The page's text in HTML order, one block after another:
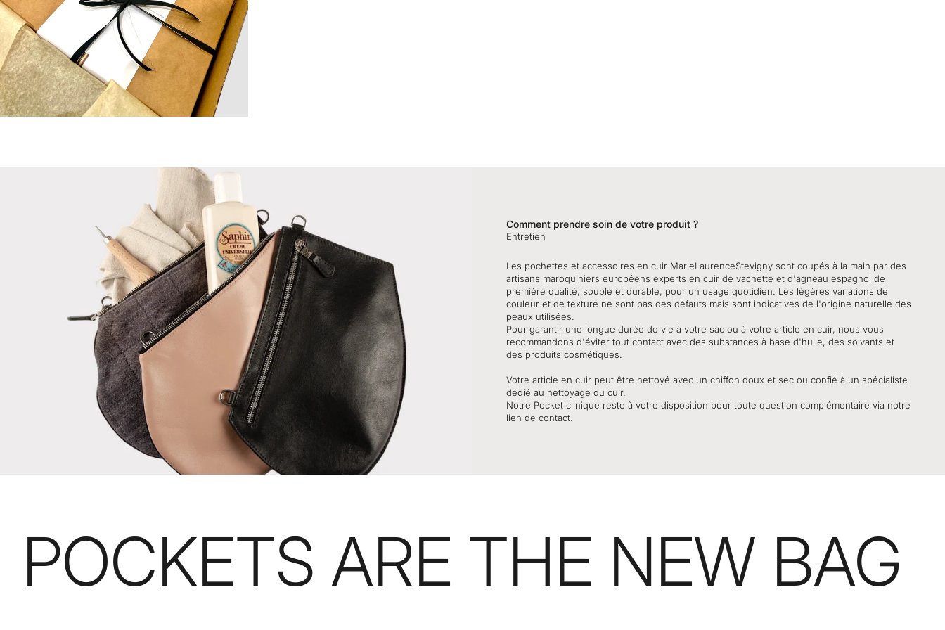
Comment prendre soin de votre produit ?
Entretien
Les pochettes et accessoires en cuir MarieLaurenceStevigny sont coupés à la main par des
artisans maroquiniers européens experts en cuir de vachette et d'agneau espagnol de
première qualité, souple et durable, pour un usage quotidien. Les légères variations de
couleur et de texture ne sont pas des défauts mais sont indicatives de l'origine naturelle des
peaux utilisées.
Pour garantir une longue durée de vie à votre sac ou à votre article en cuir, nous vous
recommandons d'éviter tout contact avec des substances à base d'huile, des solvants et
des produits cosmétiques.
Votre article en cuir peut être nettoyé avec un chiffon doux et sec ou confié à un spécialiste
dédié au nettoyage du cuir.
Notre Pocket clinique reste à votre disposition pour toute question complémentaire via notre
lien de contact.
POCKETS ARE THE NEW BAG